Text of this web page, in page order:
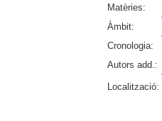
Matèries:
Àmbit:
Cronologia:
Autors add.:
Localització: